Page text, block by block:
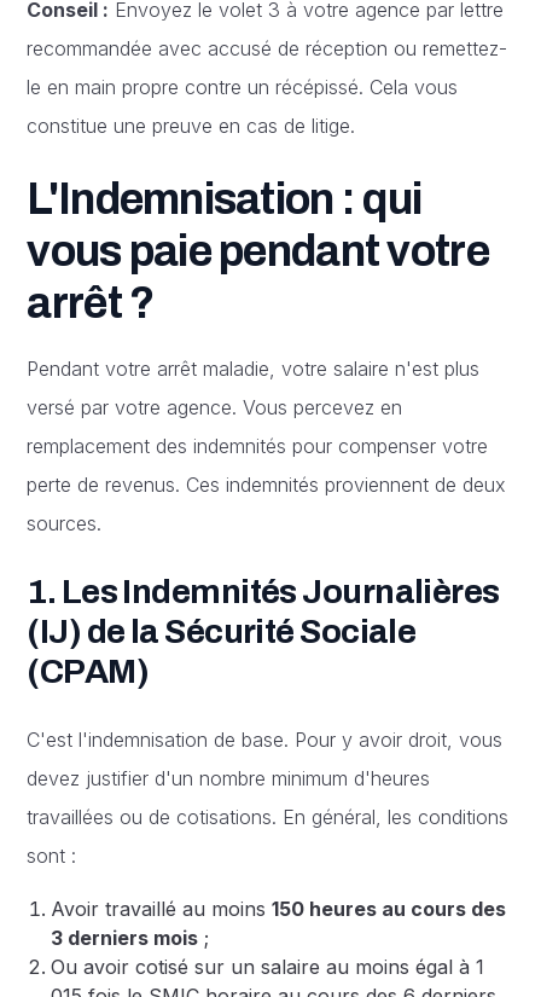
Conseil : Envoyez le volet 3 à votre agence par lettre
recommandée avec accusé de réception ou remettez-
le en main propre contre un récépissé. Cela vous
constitue une preuve en cas de litige.
L'Indemnisation : qui
vous paie pendant votre
arrêt ?
Pendant votre arrêt maladie, votre salaire n'est plus
versé par votre agence. Vous percevez en
remplacement des indemnités pour compenser votre
perte de revenus. Ces indemnités proviennent de deux
sources.
1. Les Indemnités Journalières
(IJ) de la Sécurité Sociale
(CPAM)
C'est l'indemnisation de base. Pour y avoir droit, vous
devez justifier d'un nombre minimum d'heures
travaillées ou de cotisations. En général, les conditions
sont :
Avoir travaillé au moins150 heures au cours des
3 derniers mois ;
Ou avoir cotisé sur un salaire au moins égal à 1